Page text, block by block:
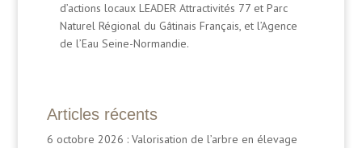
d’actions locaux LEADER Attractivités 77 et Parc
Naturel Régional du Gâtinais Français, et l’Agence
de l’Eau Seine-Normandie.
Articles récents
6 octobre 2026 : Valorisation de l’arbre en élevage